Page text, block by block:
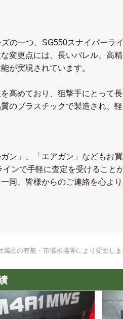
の一つ、SG550スナイパーラ
変更点には、長いバレル、高
が実現されています。
高めており、狙撃手にとって
のプラスチックで製造され、軽
ン」、「エアガン」などもお
ンで手軽に査定を受けること
同、皆様からのご連絡を心よ
品の有無・市場相場等により変動しま